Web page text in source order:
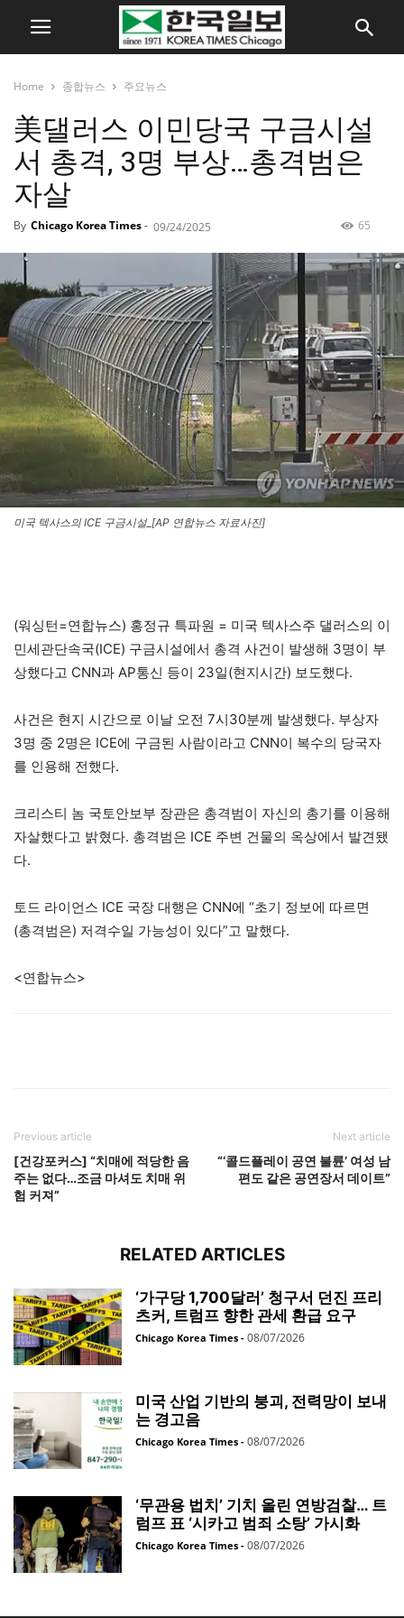
Home 종합뉴스 주요뉴스
美댈러스 이민당국 구금시설
서 총격, 3명 부상…총격범은
자살
By Chicago Korea Times- 09/24/2025 65
미국 텍사스의 ICE 구금시설_[AP 연합뉴스 자료사진]
(워싱턴=연합뉴스) 홍정규 특파원 = 미국 텍사스주 댈러스의 이
민세관단속국(ICE) 구금시설에서 총격 사건이 발생해 3명이 부
상했다고 CNN과 AP통신 등이 23일(현지시간) 보도했다.
사건은 현지 시간으로 이날 오전 7시30분께 발생했다. 부상자
3명 중 2명은 ICE에 구금된 사람이라고 CNN이 복수의 당국자
를 인용해 전했다.
크리스티 놈 국토안보부 장관은 총격범이 자신의 총기를 이용해
자살했다고 밝혔다. 총격범은 ICE 주변 건물의 옥상에서 발견됐
다.
토드 라이언스 ICE 국장 대행은 CNN에 “초기 정보에 따르면
(총격범은) 저격수일 가능성이 있다”고 말했다.
<연합뉴스>
Previous article
[건강포커스] “치매에 적당한 음
주는 없다…조금 마셔도 치매 위
험 커져”
Next article
“‘콜드플레이 공연 불륜’ 여성 남
편도 같은 공연장서 데이트”
RELATED ARTICLES
‘가구당 1,700달러’ 청구서 던진 프리
츠커, 트럼프 향한 관세 환급 요구
Chicago Korea Times - 08/07/2026
미국 산업 기반의 붕괴, 전력망이 보내
는 경고음
Chicago Korea Times - 08/07/2026
‘무관용 법치’ 기치 올린 연방검찰… 트
럼프 표 ‘시카고 범죄 소탕’ 가시화
Chicago Korea Times - 08/07/2026